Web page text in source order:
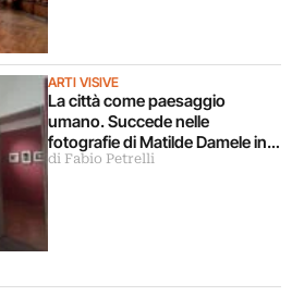
ARTI VISIVE
La città come paesaggio
umano. Succede nelle
fotografie di Matilde Damele in
mostra a Roma
di Fabio Petrelli